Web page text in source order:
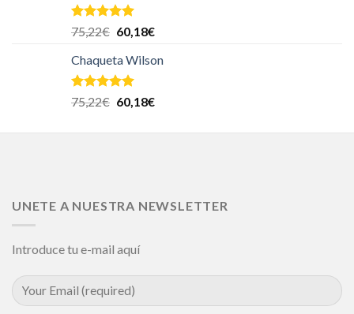
Valorado en
5.00
75,22€ 60,18€
Chaqueta Wilson
Valorado en
5.00
75,22€ 60,18€
UNETE A NUESTRA NEWSLETTER
Introduce tu e-mail aquí